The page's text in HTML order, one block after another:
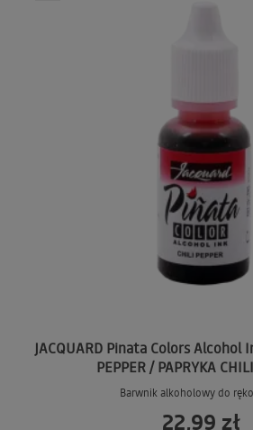
JACQUARD Pinata Colors Alcohol
PEPPER / PAPRYKA
Barwnik alkoholowy do
22,99 zł